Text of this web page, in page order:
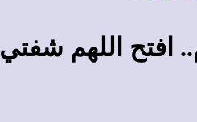
افتح اللهم شفتي